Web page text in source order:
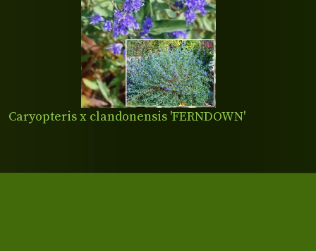
Caryopteris x clandonensis 'FERNDOWN'